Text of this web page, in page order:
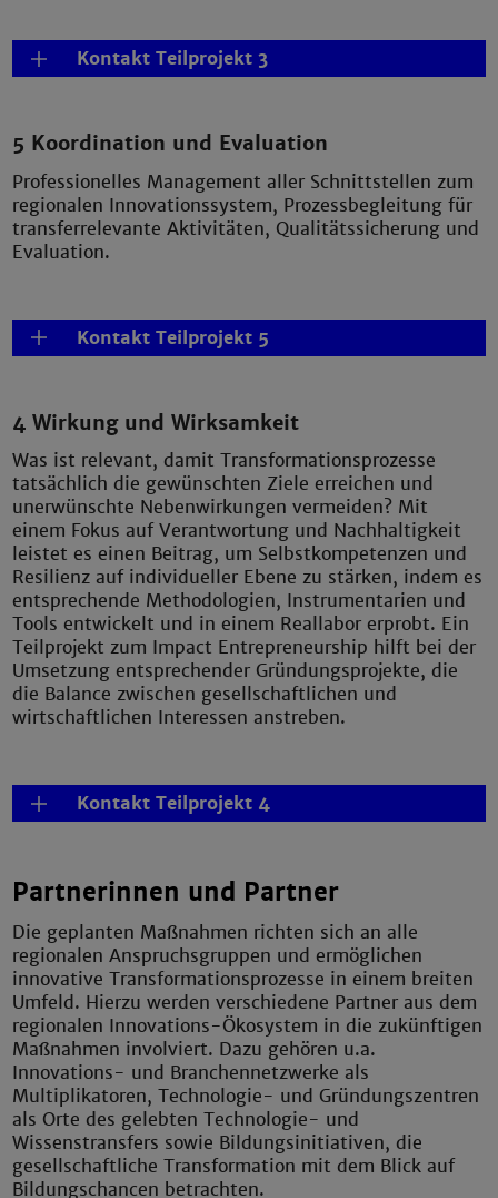
Kontakt Teilprojekt 3
5 Koordination und Evaluation
Professionelles Management aller Schnittstellen zum
regionalen Innovationssystem, Prozessbegleitung für
transferrelevante Aktivitäten, Qualitätssicherung und
Evaluation.
Kontakt Teilprojekt 5
4 Wirkung und Wirksamkeit
Was ist relevant, damit Transformationsprozesse
tatsächlich die gewünschten Ziele erreichen und
unerwünschte Nebenwirkungen vermeiden? Mit
einem Fokus auf Verantwortung und Nachhaltigkeit
leistet es einen Beitrag, um Selbstkompetenzen und
Resilienz auf individueller Ebene zu stärken, indem es
entsprechende Methodologien, Instrumentarien und
Tools entwickelt und in einem Reallabor erprobt. Ein
Teilprojekt zum Impact Entrepreneurship hilft bei der
Umsetzung entsprechender Gründungsprojekte, die
die Balance zwischen gesellschaftlichen und
wirtschaftlichen Interessen anstreben.
Kontakt Teilprojekt 4
Partnerinnen und Partner
Die geplanten Maßnahmen richten sich an alle
regionalen Anspruchsgruppen und ermöglichen
innovative Transformationsprozesse in einem breiten
Umfeld. Hierzu werden verschiedene Partner aus dem
regionalen Innovations-Ökosystem in die zukünftigen
Maßnahmen involviert. Dazu gehören u.a.
Innovations- und Branchennetzwerke als
Multiplikatoren, Technologie- und Gründungszentren
als Orte des gelebten Technologie- und
Wissenstransfers sowie Bildungsinitiativen, die
gesellschaftliche Transformation mit dem Blick auf
Bildungschancen betrachten.